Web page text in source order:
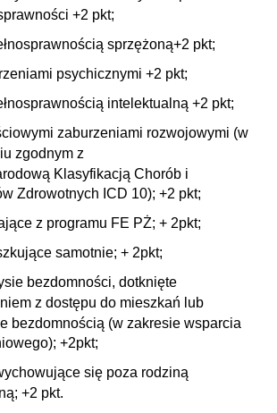
+2 pkt;
sprzężoną+2 pkt;
psychicznymi +2 pkt;
intelektualną +2 pkt;
zaburzeniami rozwojowymi (w
zgodnym z
Klasyfikacją Chorób i
Zdrowotnych ICD 10); +2 pkt;
z programu FE PŻ; + 2pkt;
samotnie; + 2pkt;
bezdomności, dotknięte
z dostępu do mieszkań lub
bezdomnością (w zakresie wsparcia
+2pkt;
się poza rodziną
+2 pkt.